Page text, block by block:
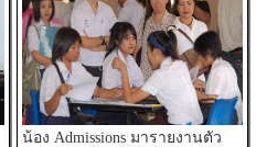
น้อง Admissions มารายงานตัว